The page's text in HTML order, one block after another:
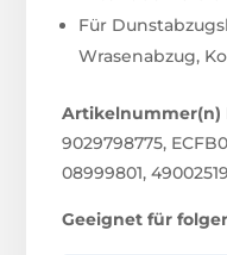
Für
Wrasenabzug,
Artikelnummer(n)
9029798775,
08999801,
Geeignet für